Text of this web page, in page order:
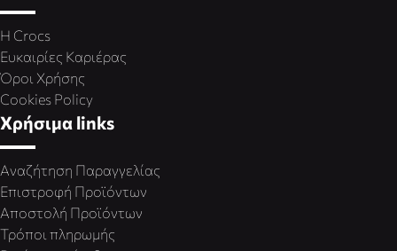
Η Crocs
Ευκαιρίες Καριέρας
Όροι Χρήσης
Cookies Policy
Χρήσιμα links
Αναζήτηση Παραγγελίας
Επιστροφή Προϊόντων
Αποστολή Προϊόντων
Τρόποι πληρωμής